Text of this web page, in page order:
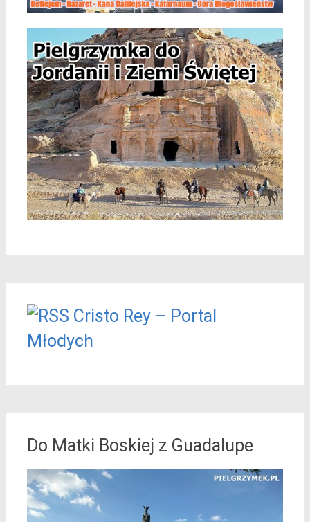
Cristo Rey – Portal
Młodych
Do Matki Boskiej z Guadalupe